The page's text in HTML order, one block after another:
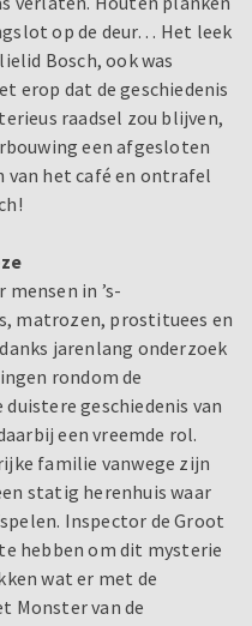
op de deur… Het leek
Bosch, ook was
erop dat de geschiedenis
raadsel zou blijven,
een afgesloten
van het café en ontrafel
mensen in ’s-
matrozen, prostituees en
jarenlang onderzoek
rondom de
geschiedenis van
een vreemde rol.
familie vanwege zijn
statig herenhuis waar
Inspector de Groot
hebben om dit mysterie
wat er met de
Monster van de